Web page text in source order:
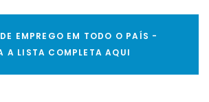
EMPREGO EM TODO O PAÍS -
A LISTA COMPLETA AQUI